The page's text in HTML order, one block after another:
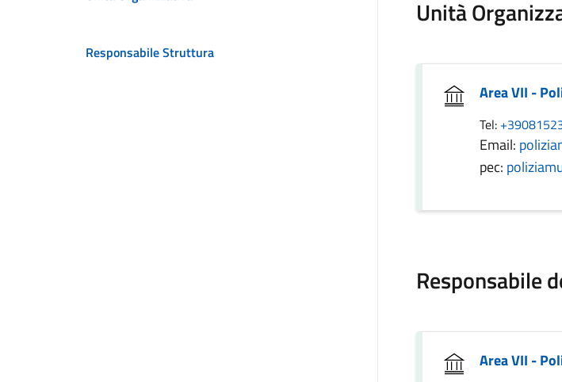
Responsabile Struttura
Unità
Area VII -
Tel:
Email:
pec:
Responsabile
Area VII -